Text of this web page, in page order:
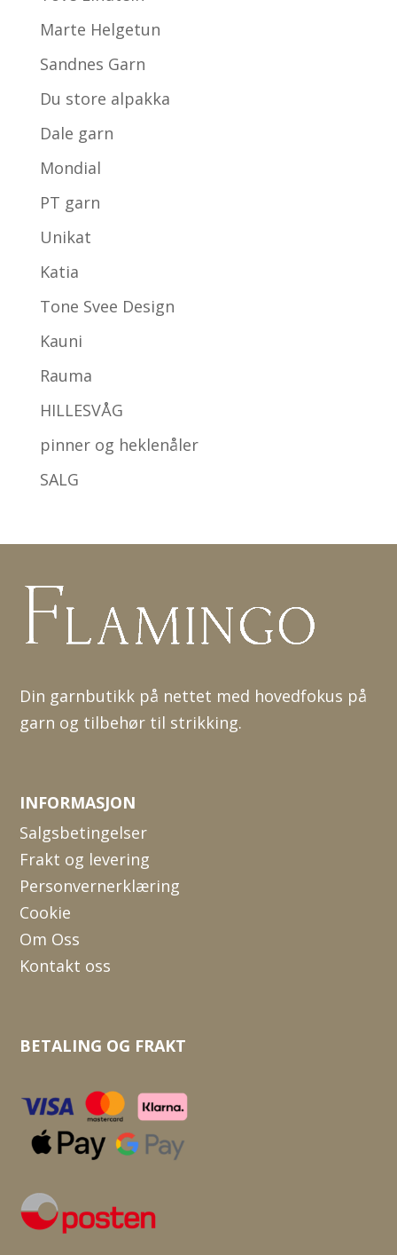
Marte Helgetun
Sandnes Garn
Du store alpakka
Dale garn
Mondial
PT garn
Unikat
Katia
Tone Svee Design
Kauni
Rauma
HILLESVÅG
pinner og heklenåler
SALG
Din garnbutikk på nettet med hovedfokus på
garn og tilbehør til strikking.
INFORMASJON
Salgsbetingelser
Frakt og levering
Personvernerklæring
Cookie
Om Oss
Kontakt oss
BETALING OG FRAKT